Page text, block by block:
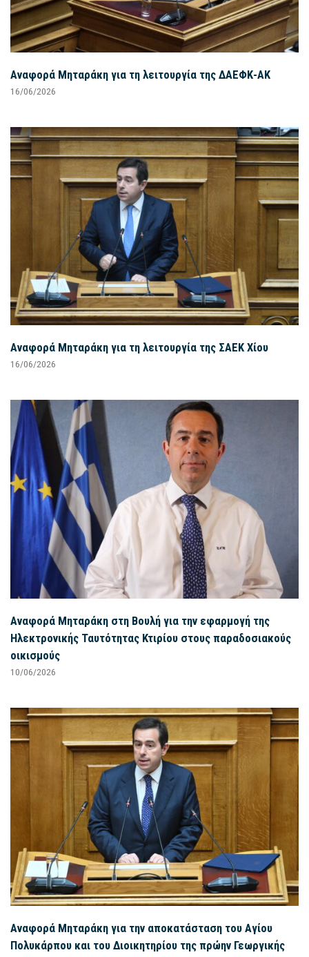
Αναφορά Μηταράκη για τη λειτουργία της ΔΑΕΦΚ-ΑΚ
16/06/2026
Αναφορά Μηταράκη για τη λειτουργία της ΣΑΕΚ Χίου
16/06/2026
Αναφορά Μηταράκη στη Βουλή για την εφαρμογή της
Ηλεκτρονικής Ταυτότητας Κτιρίου στους παραδοσιακούς
οικισμούς
10/06/2026
Αναφορά Μηταράκη για την αποκατάσταση του Αγίου
Πολυκάρπου και του Διοικητηρίου της πρώην Γεωργικής